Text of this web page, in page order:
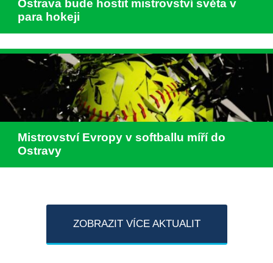
Ostrava bude hostit mistrovství světa v
para hokeji
Mistrovství Evropy v softballu míří do
Ostravy
ZOBRAZIT VÍCE AKTUALIT